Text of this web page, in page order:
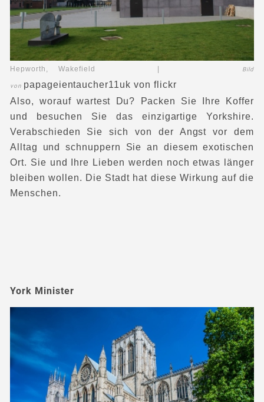
Hepworth, Wakefield | Bild
von papageientaucher11uk von flickr
Also, worauf wartest Du? Packen Sie Ihre Koffer
und besuchen Sie das einzigartige Yorkshire.
Verabschieden Sie sich von der Angst vor dem
Alltag und schnuppern Sie an diesem exotischen
Ort. Sie und Ihre Lieben werden noch etwas länger
bleiben wollen. Die Stadt hat diese Wirkung auf die
Menschen.
York Minister